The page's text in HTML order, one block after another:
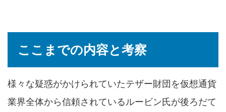
ここまでの内容と考察
様々な疑惑がかけられていたテザー財団を仮想通貨
業界全体から信頼されているルービン氏が後ろだて